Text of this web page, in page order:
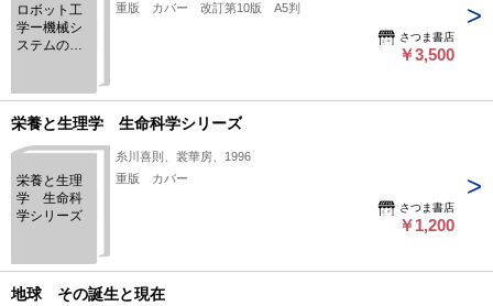
ロボット工
学ー機械シ
ステムのベ
重版 カバー 改訂第10版 A5判
さつま書店
￥3,500
栄養と生理学 生命科学シリーズ
栄養と生理
学 生命科
学シリーズ
糸川喜則、裳華房、1996
重版 カバー
さつま書店
￥1,200
地球 その誕生と現在